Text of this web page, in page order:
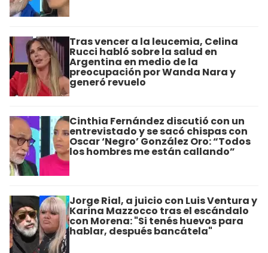
Tras vencer a la leucemia, Celina
Rucci habló sobre la salud en
Argentina en medio de la
preocupación por Wanda Nara y
generó revuelo
Cinthia Fernández discutió con un
entrevistado y se sacó chispas con
Oscar ‘Negro’ González Oro: “Todos
los hombres me están callando”
Jorge Rial, a juicio con Luis Ventura y
Karina Mazzocco tras el escándalo
con Morena: "Si tenés huevos para
hablar, después bancátela"